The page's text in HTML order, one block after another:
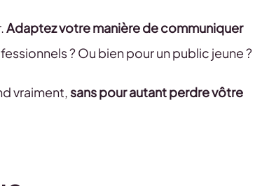
Adaptez votre manière de communiquer
? Ou bien pour un public jeune ?
vraiment, sans pour autant perdre vôtre